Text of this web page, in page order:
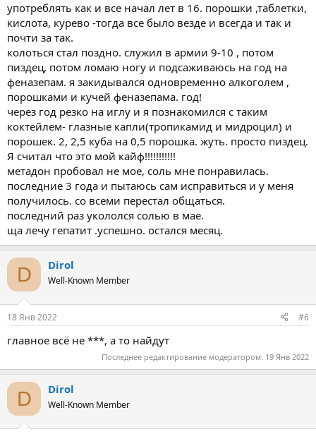
употреблять как и все начал лет в 16. порошки ,таблетки,
кислота, курево -тогда все было везде и всегда и так и
почти за так.
колоться стал поздно. служил в армии 9-10 , потом
пиздец, потом ломаю ногу и подсаживаюсь на год на
феназепам. я закидывался одновременно алкоголем ,
порошками и кучей феназепама. год!
через год резко на иглу и я познакомился с таким
коктейлем- глазные капли(тропикамид и мидроцил) и
порошек. 2, 2,5 куба на 0,5 порошка. жуть. просто пиздец.
Я считал что это мой кайф!!!!!!!!!!!
метадон пробовал не мое, соль мне понравилась.
последние 3 года и пытаюсь сам исправиться и у меня
получилось. со всеми перестал общаться.
последний раз укололся солью в мае.
ща лечу гепатит .успешно. остался месяц.
D Dirol
Well-Known Member
18 Янв 2022 #6
главное всё не ***, а то найдут
Последнее редактирование модератором: 19 Янв 2022
D Dirol
Well-Known Member